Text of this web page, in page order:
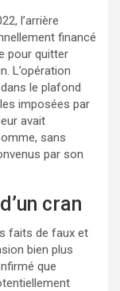
l’arrière
financé
pour quitter
L’opération
le plafond
imposées par
avait
sans
par son
cran
faits de faux et
bien plus
que